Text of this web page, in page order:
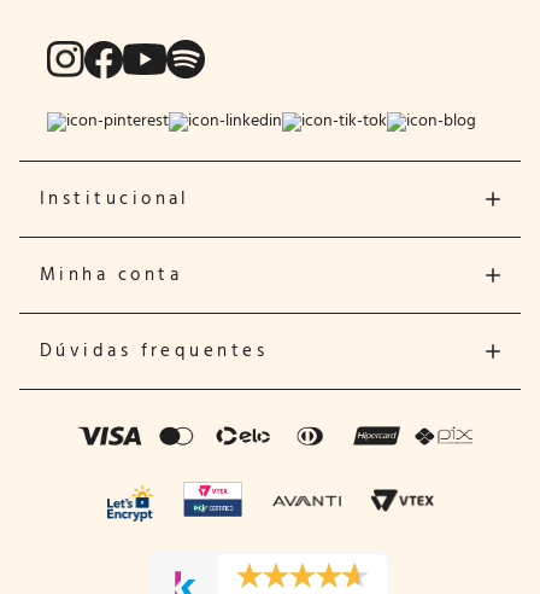
Institucional
Minha conta
Dúvidas frequentes